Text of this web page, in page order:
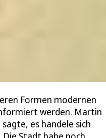
Formen modernen
werden. Martin
es handele sich